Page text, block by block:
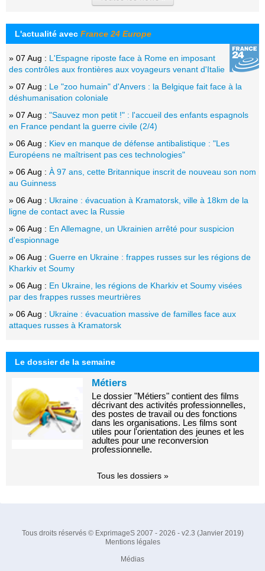
L'actualité avec France 24 Europe
» 07 Aug : L'Espagne riposte face à Rome en imposant
des contrôles aux frontières aux voyageurs venant d'Italie
» 07 Aug : Le "zoo humain" d'Anvers : la Belgique fait face à la
déshumanisation coloniale
» 07 Aug : "Sauvez mon petit !" : l'accueil des enfants espagnols
en France pendant la guerre civile (2/4)
» 06 Aug : Kiev en manque de défense antibalistique : "Les
Européens ne maîtrisent pas ces technologies"
» 06 Aug : À 97 ans, cette Britannique inscrit de nouveau son nom
au Guinness
» 06 Aug : Ukraine : évacuation à Kramatorsk, ville à 18km de la
ligne de contact avec la Russie
» 06 Aug : En Allemagne, un Ukrainien arrêté pour suspicion
d'espionnage
» 06 Aug : Guerre en Ukraine : frappes russes sur les régions de
Kharkiv et Soumy
» 06 Aug : En Ukraine, les régions de Kharkiv et Soumy visées
par des frappes russes meurtrières
» 06 Aug : Ukraine : évacuation massive de familles face aux
attaques russes à Kramatorsk
Le dossier de la semaine
Métiers
Le dossier "Métiers" contient des films
décrivant des activités professionnelles,
des postes de travail ou des fonctions
dans les organisations. Les films sont
utiles pour l'orientation des jeunes et les
adultes pour une reconversion
professionnelle.
Tous les dossiers »
Tous droits réservés © ExprimageS 2007 - 2026 - v2.3 (Janvier 2019)
Mentions légales
Médias